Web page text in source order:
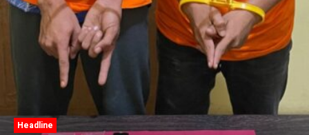
Headline